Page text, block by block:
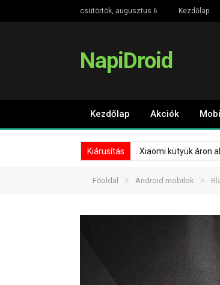
csütörtök, augusztus 6 Kezdőlap
NapiDroid
Kezdőlap Akciók
Kiárusítás Xiaomi kütyük áron
Főoldal » Android mobilok »